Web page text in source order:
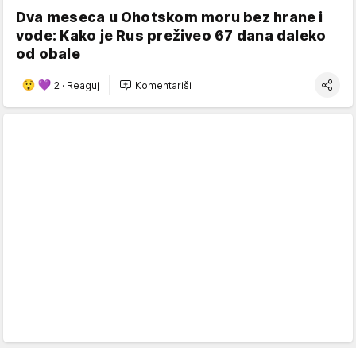
Dva meseca u Ohotskom moru bez hrane i
vode: Kako je Rus preživeo 67 dana daleko
od obale
2 · Reaguj Komentariši